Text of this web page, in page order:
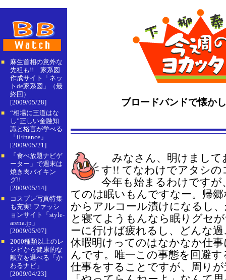
■
麻生首相の意外な
先祖も!! 家系図
作成サイト「ネッ
トde家系図」（最
終回）
[2009/05/28]
■
“相場に王道はな
し”正しい金融知
識と格言が学べる
「iFinance」
[2009/05/21]
■
「食べ放題ナビゲ
ーター」で週末は
焼き肉バイキン
グ!!
[2009/05/14]
■
コスプレ写真特集
も充実! ファッシ
ョンサイト「style-
arena.jp」
[2009/05/07]
■
2000種類以上のレ
シピから健康的な
献立を選べる「か
わるナビ」
[2009/04/23]
ブロードバンドで懐か
みなさん、明けまして
す!! てなわけでアタシの
今年も始まるわけです
てのは眠いもんですなー。帰
からアルコール漬けになるし
と寝てようもんなら眠りグセ
ーに行けば疲れるし、どんな
休暇明けってのはなかなか仕
んです。唯一この事態を回避
仕事をすることですが、周り